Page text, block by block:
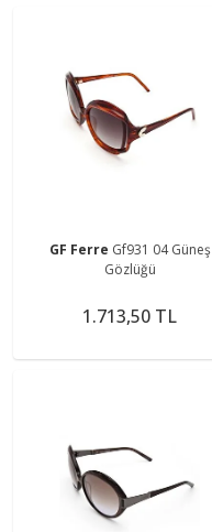
GF Ferre Gf931 04 Güneş
Gözlüğü
1.713,50 TL